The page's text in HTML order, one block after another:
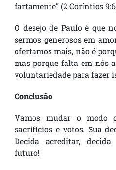
fartamente” (2 Coríntios
O desejo de Paulo é que
sermos generosos em
ofertamos mais, não é
mas porque falta em nós
voluntariedade para fazer
Conclusão
Vamos mudar o modo
sacrifícios e votos. Sua
Decida acreditar,
futuro!